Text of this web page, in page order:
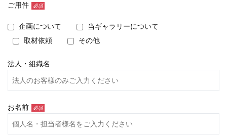
ご用件 必須
企画について
当ギャラリーについて
取材依頼
その他
法人・組織名
お名前 必須